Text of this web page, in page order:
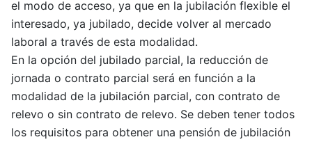
el modo de acceso, ya que en la jubilación flexible el
interesado, ya jubilado, decide volver al mercado
laboral a través de esta modalidad.
En la opción del jubilado parcial, la reducción de
jornada o contrato parcial será en función a la
modalidad de la jubilación parcial, con contrato de
relevo o sin contrato de relevo. Se deben tener todos
los requisitos para obtener una pensión de jubilación